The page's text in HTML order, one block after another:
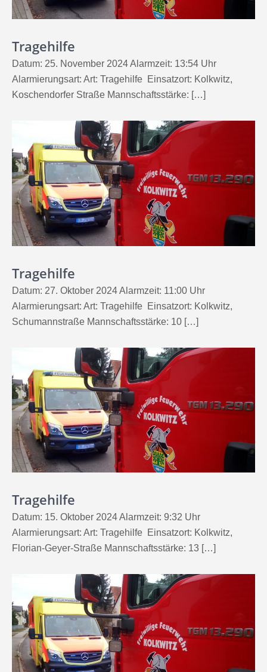
Tragehilfe
Datum: 25. November 2024 Alarmzeit: 13:54 Uhr
Alarmierungsart: Art: Tragehilfe Einsatzort: Kolkwitz,
Koschendorfer Straße Mannschaftsstärke: […]
Tragehilfe
Datum: 27. Oktober 2024 Alarmzeit: 11:00 Uhr
Alarmierungsart: Art: Tragehilfe Einsatzort: Kolkwitz,
Schumannstraße Mannschaftsstärke: 10 […]
Tragehilfe
Datum: 15. Oktober 2024 Alarmzeit: 9:32 Uhr
Alarmierungsart: Art: Tragehilfe Einsatzort: Kolkwitz,
Florian-Geyer-Straße Mannschaftsstärke: 13 […]